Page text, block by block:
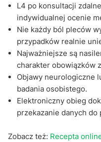
L4 po konsultacji
indywidualnej ocenie
Nie każdy ból pleców
przypadków realnie
Najważniejsze są
charakter obowiązków
Objawy neurologiczne
badania osobistego.
Elektroniczny obieg
przekazanie danych do
Zobacz też: Recepta